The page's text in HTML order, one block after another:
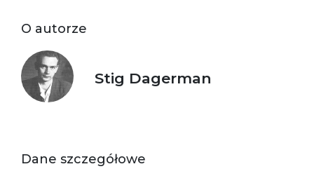
O autorze
Stig Dagerman
Dane szczegółowe